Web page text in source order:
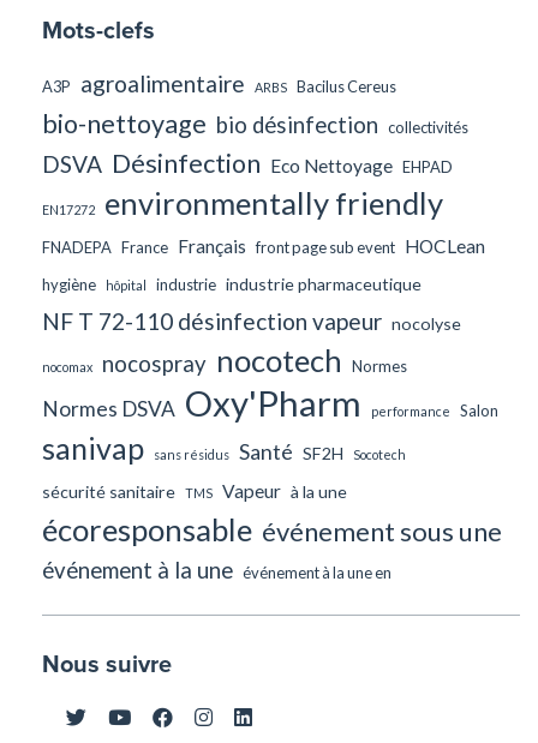
Mots-clefs
A3P agroalimentaire ARBS Bacilus Cereus
bio-nettoyage bio désinfection collectivités
DSVA Désinfection Eco Nettoyage EHPAD
EN17272 environmentally friendly
FNADEPA France Français front page sub event HOCLean
hygiène hôpital industrie industrie pharmaceutique
NF T 72-110 désinfection vapeur nocolyse
nocomax nocospray nocotech Normes
Normes DSVA Oxy'Pharm performance Salon
sanivap sans résidus Santé SF2H Socotech
sécurité sanitaire TMS Vapeur à la une
écoresponsable événement sous une
événement à la une événement à la une en
Nous suivre